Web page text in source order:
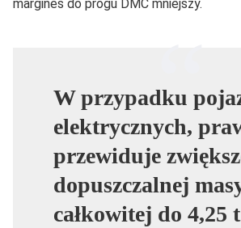
margines do progu DMC mniejszy.
W przypadku
elektrycznych,
przewiduje
dopuszczalnej
całkowitej do 4,25 t